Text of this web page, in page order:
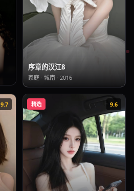
序章的汉江8
家庭 · 城南 · 2016
9.7 精选 9.6